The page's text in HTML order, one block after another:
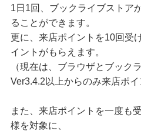
1日1回、ブックライブストア
ることができます。
更に、来店ポイントを10回受
イントがもらえます。
（現在は、ブラウザとブック
Ver3.4.2以上からのみ来店ポイ
また、来店ポイントを一度も
様を対象に、